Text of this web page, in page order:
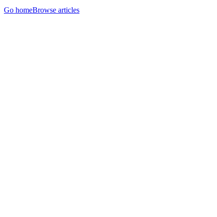
Go homeBrowse articles